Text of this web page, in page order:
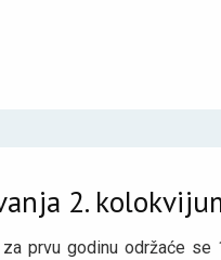
2.
prvu godinu održaće